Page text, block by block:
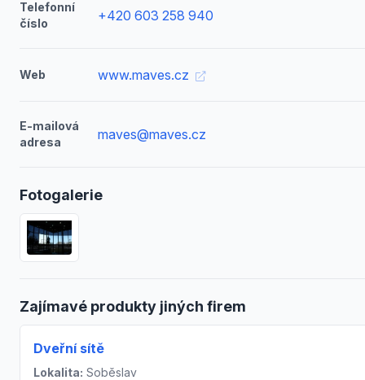
Telefonní
číslo
+420 603 258 940
Web www.maves.cz
E-mailová
adresa
maves@maves.cz
Fotogalerie
Zajímavé produkty jiných firem
Dveřní sítě
Lokalita: Soběslav